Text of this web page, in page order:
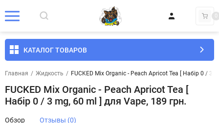
0
КАТАЛОГ ТОВАРОВ
Главная / Жидкость / FUCKED Mix Organic - Peach Apricot Tea [ Набір 0 / 3
FUCKED Mix Organic - Peach Apricot Tea [
Набір 0 / 3 mg, 60 ml ] для Vape, 189 грн.
Обзор Отзывы (0)